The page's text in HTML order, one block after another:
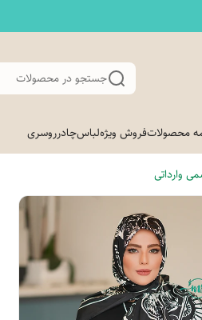
جستجو در محصولات
محصولاتفروش ویژهلباسچادرروسری
وارداتی